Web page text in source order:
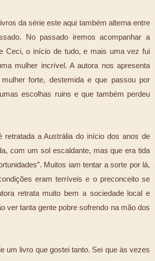
da série este aqui também alterna entre
No passado iremos acompanhar a
Ceci, o início de tudo, e mais uma vez fui
mulher incrível. A autora nos apresenta
forte, destemida e que passou por
escolhas ruins e que também perdeu
retratada a Austrália do início dos anos de
com um sol escaldante, mas que era tida
Muitos iam tentar a sorte por lá,
eram terríveis e o preconceito se
retrata muito bem a sociedade local e
ver tanta gente pobre sofrendo na mão dos
um livro que gostei tanto. Sei que às vezes